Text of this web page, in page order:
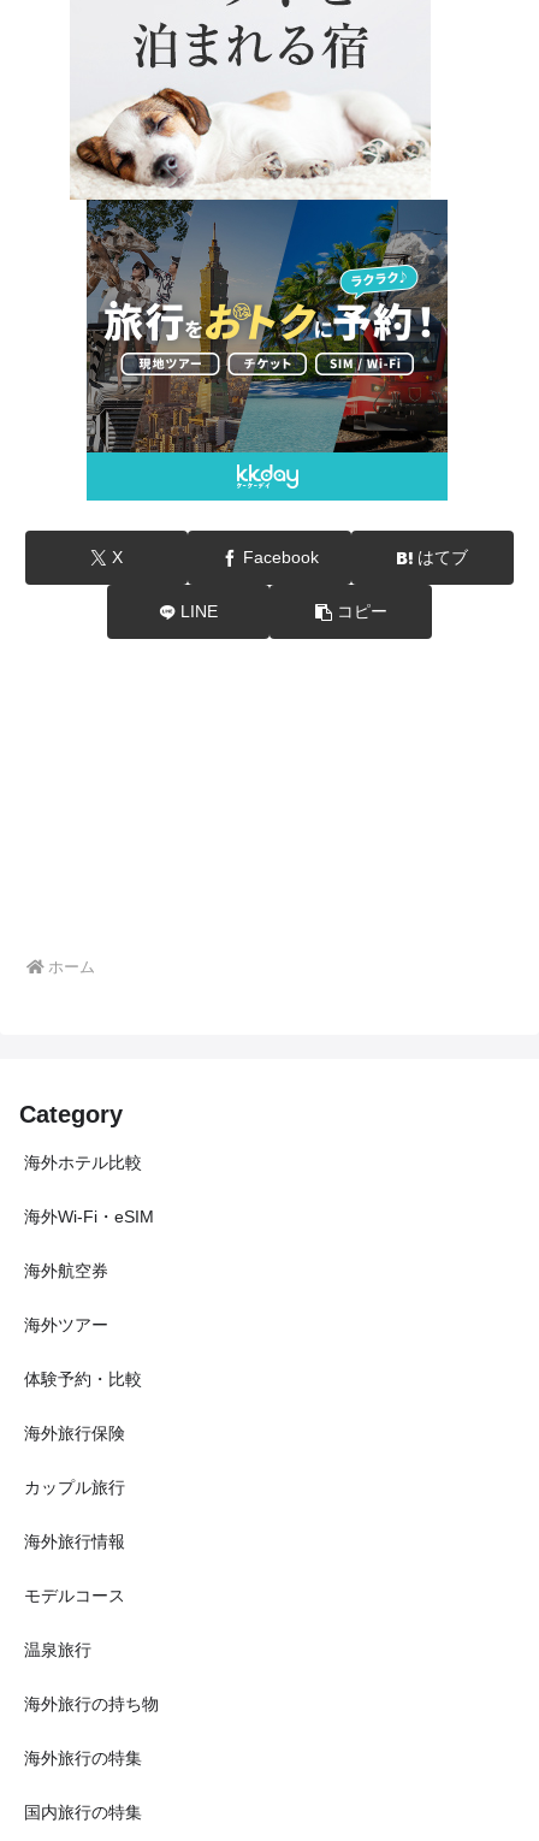
X Facebook はてブ
LINE コピー
ホーム
Category
海外ホテル比較
海外Wi-Fi・eSIM
海外航空券
海外ツアー
体験予約・比較
海外旅行保険
カップル旅行
海外旅行情報
モデルコース
温泉旅行
海外旅行の持ち物
海外旅行の特集
国内旅行の特集